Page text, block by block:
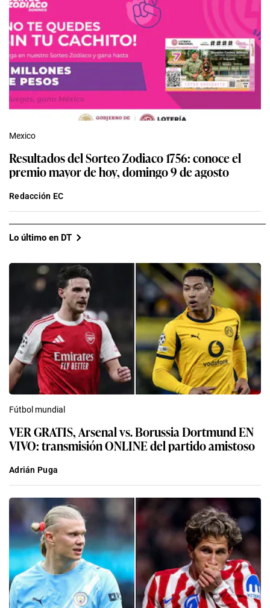
Mexico
Resultados del Sorteo Zodiaco 1756: conoce el
premio mayor de hoy, domingo 9 de agosto
Redacción EC
Lo último en DT
Fútbol mundial
VER GRATIS, Arsenal vs. Borussia Dortmund EN
VIVO: transmisión ONLINE del partido amistoso
Adrián Puga